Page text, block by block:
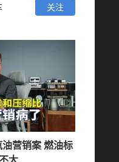
关注
营销案 燃油标